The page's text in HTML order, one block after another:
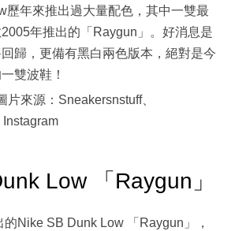
歷年來推出過大量配色，其中一雙最
年推出的「Raygun」。好消息是
歸，更備有黑白兩色版本，絕對是今
雙波鞋！
片來源：Sneakersnstuff、
Instagram
Low 「Raygun」
Nike SB Dunk Low 「Raygun」，